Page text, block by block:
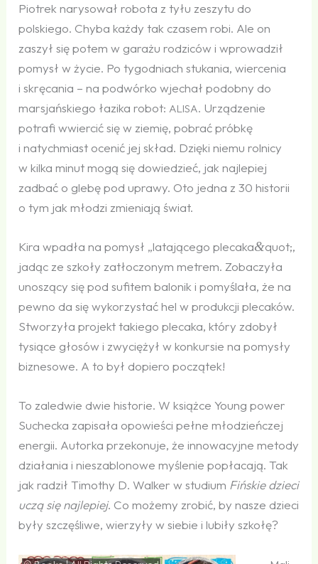
Piotrek narysował robota z tyłu zeszytu do
polskiego. Chyba każdy tak czasem robi. Ale on
zaszył się potem w garażu rodziców i wprowadził
pomysł w życie. Po tygodniach stukania, wiercenia
i skręcania – na podwórko wjechał podobny do
marsjańskiego łazika robot: ALISA. Urządzenie
potrafi wwiercić się w ziemię, pobrać próbkę
i natychmiast ocenić jej skład. Dzięki niemu rolnicy
w kilka minut mogą się dowiedzieć, jak najlepiej
zadbać o glebę pod uprawy. Oto jedna z 30 historii
o tym jak młodzi zmieniają świat.
Kira wpadła na pomysł „latającego plecaka&quot;,
jadąc ze szkoły zatłoczonym metrem. Zobaczyła
unoszący się pod sufitem balonik i pomyślała, że na
pewno da się wykorzystać hel w produkcji plecaków.
Stworzyła projekt takiego plecaka, który zdobył
tysiące głosów i zwyciężył w konkursie na pomysły
biznesowe. A to był dopiero początek!
To zaledwie dwie historie. W książce Young power
Suchecka zapisała opowieści pełne młodzieńczej
energii. Autorka przekonuje, że innowacyjne metody
działania i nieszablonowe myślenie popłacają. Tak
jak radził Timothy D. Walker w studium Fińskie dzieci
uczą się najlepiej. Co możemy zrobić, by nasze dzieci
były szczęśliwe, wierzyły w siebie i lubiły szkołę?